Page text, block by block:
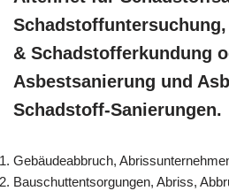
& Schadstofferkundung
Asbestsanierung und
Schadstoff-Sanierungen.
Gebäudeabbruch,
Bauschuttentsorgungen, Abriss,